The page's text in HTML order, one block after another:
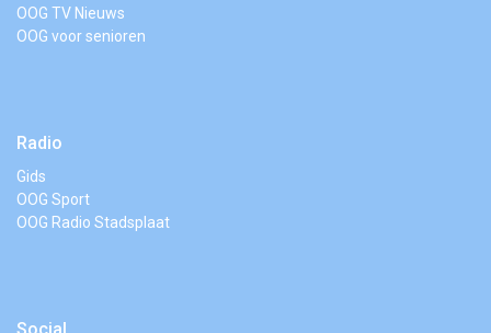
OOG TV Nieuws
OOG voor senioren
Radio
Gids
OOG Sport
OOG Radio Stadsplaat